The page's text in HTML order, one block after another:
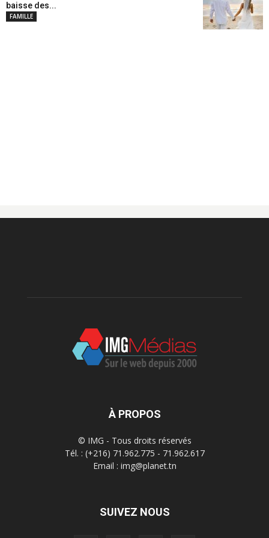
baisse des...
FAMILLE
À PROPOS
© IMG - Tous droits réservés
Tél. : (+216) 71.962.775 - 71.962.617
Email : img@planet.tn
SUIVEZ NOUS